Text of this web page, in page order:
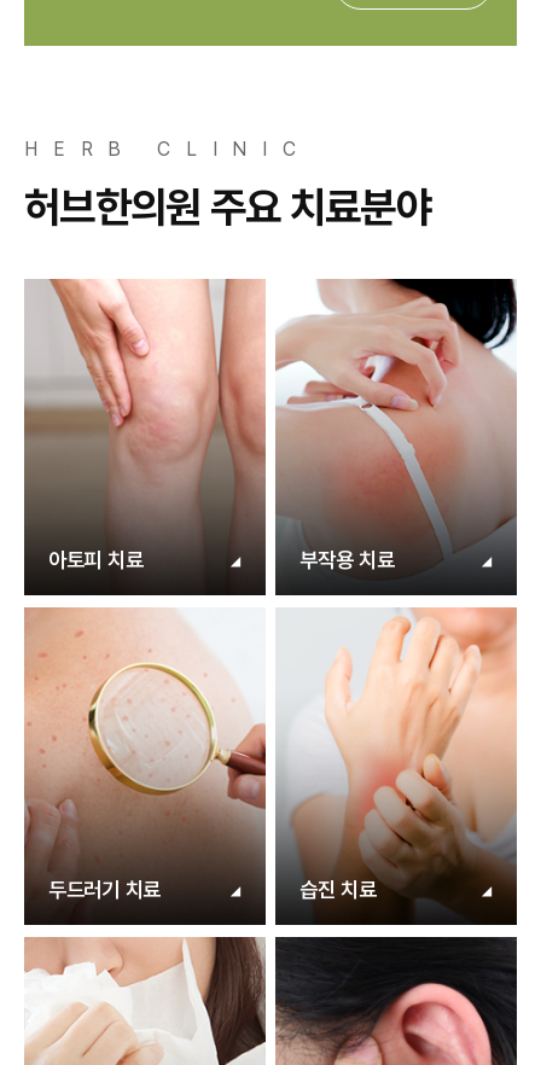
HERB CLINIC
허브한의원 주요 치료분야
아토피 치료 부작용 치료
두드러기 치료 습진 치료